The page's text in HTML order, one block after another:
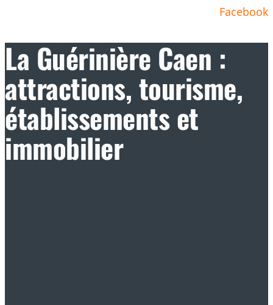
Facebook
La Guérinière Caen :
attractions, tourisme,
établissements et
immobilier